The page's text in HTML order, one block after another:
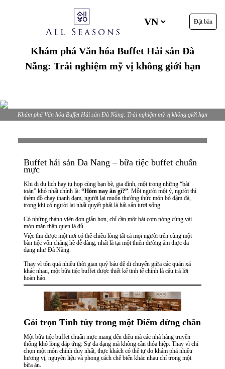
Đặt bàn
Khám phá Văn hóa Buffet Hải sản Đà
Nẵng: Trải nghiệm mỹ vị không giới hạn
Khám phá Văn hóa Buffet Hải sản Đà Nẵng: Trải nghiệm mỹ vị không giới hạn
Buffet hải sản Da Nang – bữa tiệc buffet chuẩn
mực
Khi đi du lịch hay tụ họp cùng bạn bè, gia đình, một trong những “bài
toán” khó nhất chính là:“Hôm nay ăn gì?”. Mỗi người một ý, người thì
thèm đồ chay thanh đạm, người lại muốn thưởng thức món bò đậm đà,
trong khi có người lại nhất quyết phải là hải sản tươi sống.
Có những thành viên đơn giản hơn, chỉ cần một bát cơm nóng cùng vài
món mặn thân quen là đủ.
Việc tìm được một nơi có thể chiều lòng tất cả mọi người trên cùng một
bàn tiệc vốn chẳng hề dễ dàng, nhất là tại một thiên đường ẩm thực đa
dạng như Đà Nẵng.
Thay vì tốn quá nhiều thời gian quý báu để di chuyển giữa các quán xá
khác nhau, một bữa tiệc buffet được thiết kế tinh tế chính là câu trả lời
hoàn hảo.
Gói trọn Tinh túy trong một Điểm dừng chân
Một bữa tiệc buffet chuẩn mực mang đến điều mà các nhà hàng truyền
thống khó lòng đáp ứng: Sự đa dạng mà không cần thỏa hiệp. Thay vì chỉ
chọn một món chính duy nhất, thực khách có thể tự do khám phá nhiều
hương vị, nguyên liệu và phong cách chế biến khác nhau chỉ trong một
bữa ăn.